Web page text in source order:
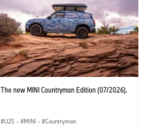
The new MINI Countryman Edition (07/2026).
U25 · MINI · Countryman